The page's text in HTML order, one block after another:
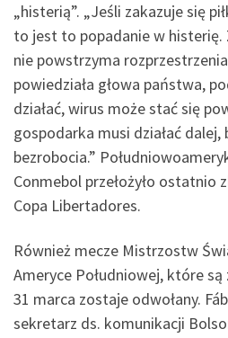
„histerią”. „Jeśli zakazuje się
to jest to popadanie w
nie powstrzyma
powiedziała głowa państwa,
działać, wirus może stać się
gospodarka musi działać
bezrobocia.”
Conmebol przełożyło ostatnio
Copa Libertadores.
Również mecze Mistrzostw
Ameryce Południowej, które są
31 marca zostaje odwołany.
sekretarz ds. komunikacji